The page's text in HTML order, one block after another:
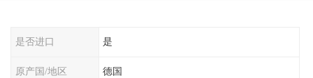
是否进口 是
原产国/地区 德国